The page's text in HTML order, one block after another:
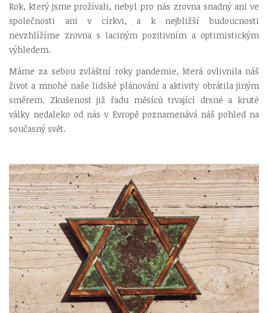
Rok, který jsme prožívali, nebyl pro nás zrovna snadný ani ve
společnosti ani v církvi, a k nejbližší budoucnosti
nevzhlížíme zrovna s laciným pozitivním a optimistickým
výhledem.
Máme za sebou zvláštní roky pandemie, která ovlivnila náš
život a mnohé naše lidské plánování a aktivity obrátila jiným
směrem. Zkušenost již řadu měsíců trvající drsné a kruté
války nedaleko od nás v Evropě poznamenává náš pohled na
současný svět.